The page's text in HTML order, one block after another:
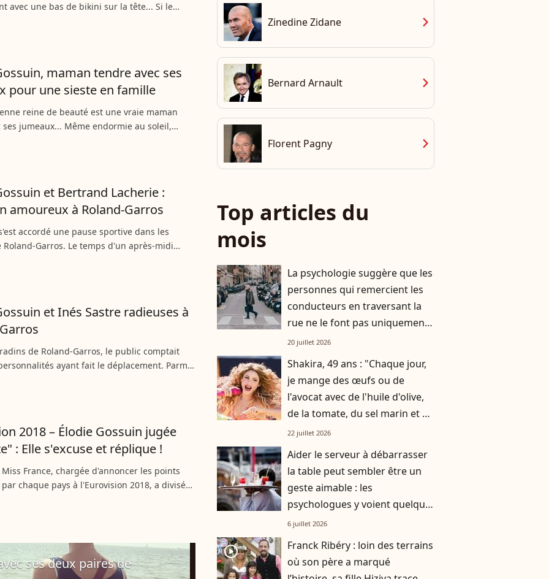
avec une bas de bikini sur la tête... Si le
ses abonnés, tous ont pointé du doigt une
maman tendre avec ses
pour une sieste en famille
reine de beauté est une vraie maman
ses jumeaux... Même endormie au soleil,
veille au grain !
et Bertrand Lacherie :
amoureux à Roland-Garros
accordé une pause sportive dans les
Garros. Le temps d'un après-midi
Gossuin et son mari Bertrand Lacherie ont
et Inés Sastre radieuses à
de Roland-Garros, le public comptait
ayant fait le déplacement. Parmi
Gossuin, Noémie Schmidt et Inés Sastre ont
2018 – Élodie Gossuin jugée
: Elle s'excuse et réplique !
Miss France, chargée d'annoncer les points
chaque pays à l'Eurovision 2018, a divisé
Alors que certains l'ont jugée "gênante",
ses deux paires de
Zinedine Zidane chevron_right
Bernard Arnault chevron_right
Florent Pagny chevron_right
Top articles du
mois
La psychologie suggère que les
personnes qui remercient les
conducteurs en traversant la
rue ne le font pas uniquement
par gratitude
20 juillet 2026
Shakira, 49 ans : "Chaque jour,
je mange des œufs ou de
l'avocat avec de l'huile d'olive,
de la tomate, du sel marin et un
smoothie"
22 juillet 2026
Aider le serveur à débarrasser
la table peut sembler être un
geste aimable : les
psychologues y voient quelque
chose de bien plus profond.
6 juillet 2026
player2
Franck Ribéry : loin des terrains
où son père a marqué